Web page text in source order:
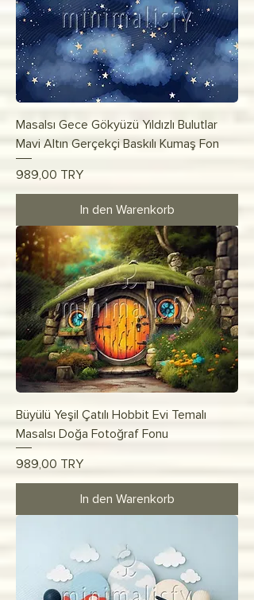
Masalsı Gece Gökyüzü Yıldızlı Bulutlar
Mavi Altın Gerçekçi Baskılı Kumaş Fon
Preis
989,00 TRY
In den Warenkorb
Büyülü Yeşil Çatılı Hobbit Evi Temalı
Masalsı Doğa Fotoğraf Fonu
Preis
989,00 TRY
In den Warenkorb